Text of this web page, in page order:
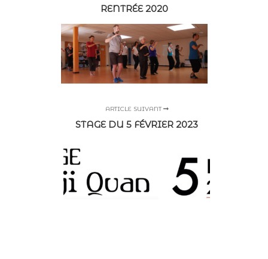
RENTRÉE 2020
ARTICLE SUIVANT
STAGE DU 5 FÉVRIER 2023